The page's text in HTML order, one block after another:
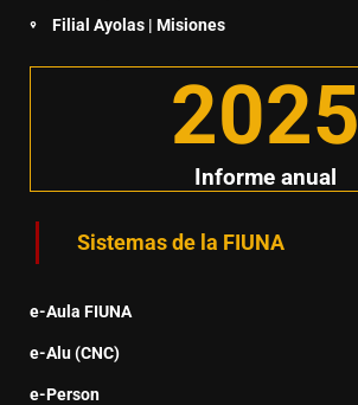
Filial Ayolas | Misiones
Informe anual
2025
Sistemas de la FIUNA
e-Aula FIUNA
e-Alu (CNC)
e-Person